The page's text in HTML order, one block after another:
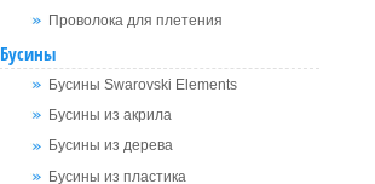
Проволока для плетения
Бусины
Бусины Swarovski Elements
Бусины из акрила
Бусины из дерева
Бусины из пластика